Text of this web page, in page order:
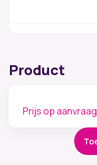
Product
Prijs op aanvraag